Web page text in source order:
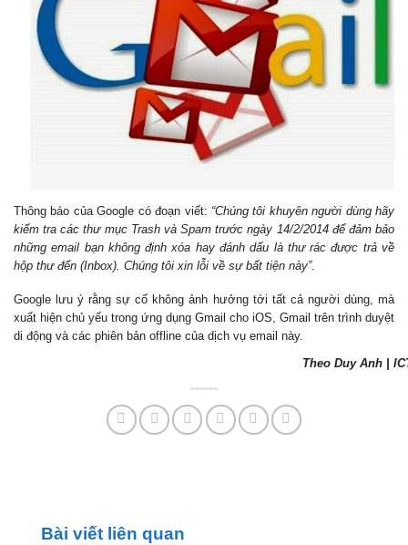
Thông báo của Google có đoạn viết: “Chúng tôi khuyên người dùng hãy
kiểm tra các thư mục Trash và Spam trước ngày 14/2/2014 để đảm bảo
những email bạn không định xóa hay đánh dấu là thư rác được trả về
hộp thư đến (Inbox). Chúng tôi xin lỗi về sự bất tiện này”.
Google lưu ý rằng sự cố không ảnh hưởng tới tất cả người dùng, mà
xuất hiện chủ yếu trong ứng dụng Gmail cho iOS, Gmail trên trình duyệt
di động và các phiên bản offline của dịch vụ email này.
Theo Duy Anh |
Bài viết liên quan